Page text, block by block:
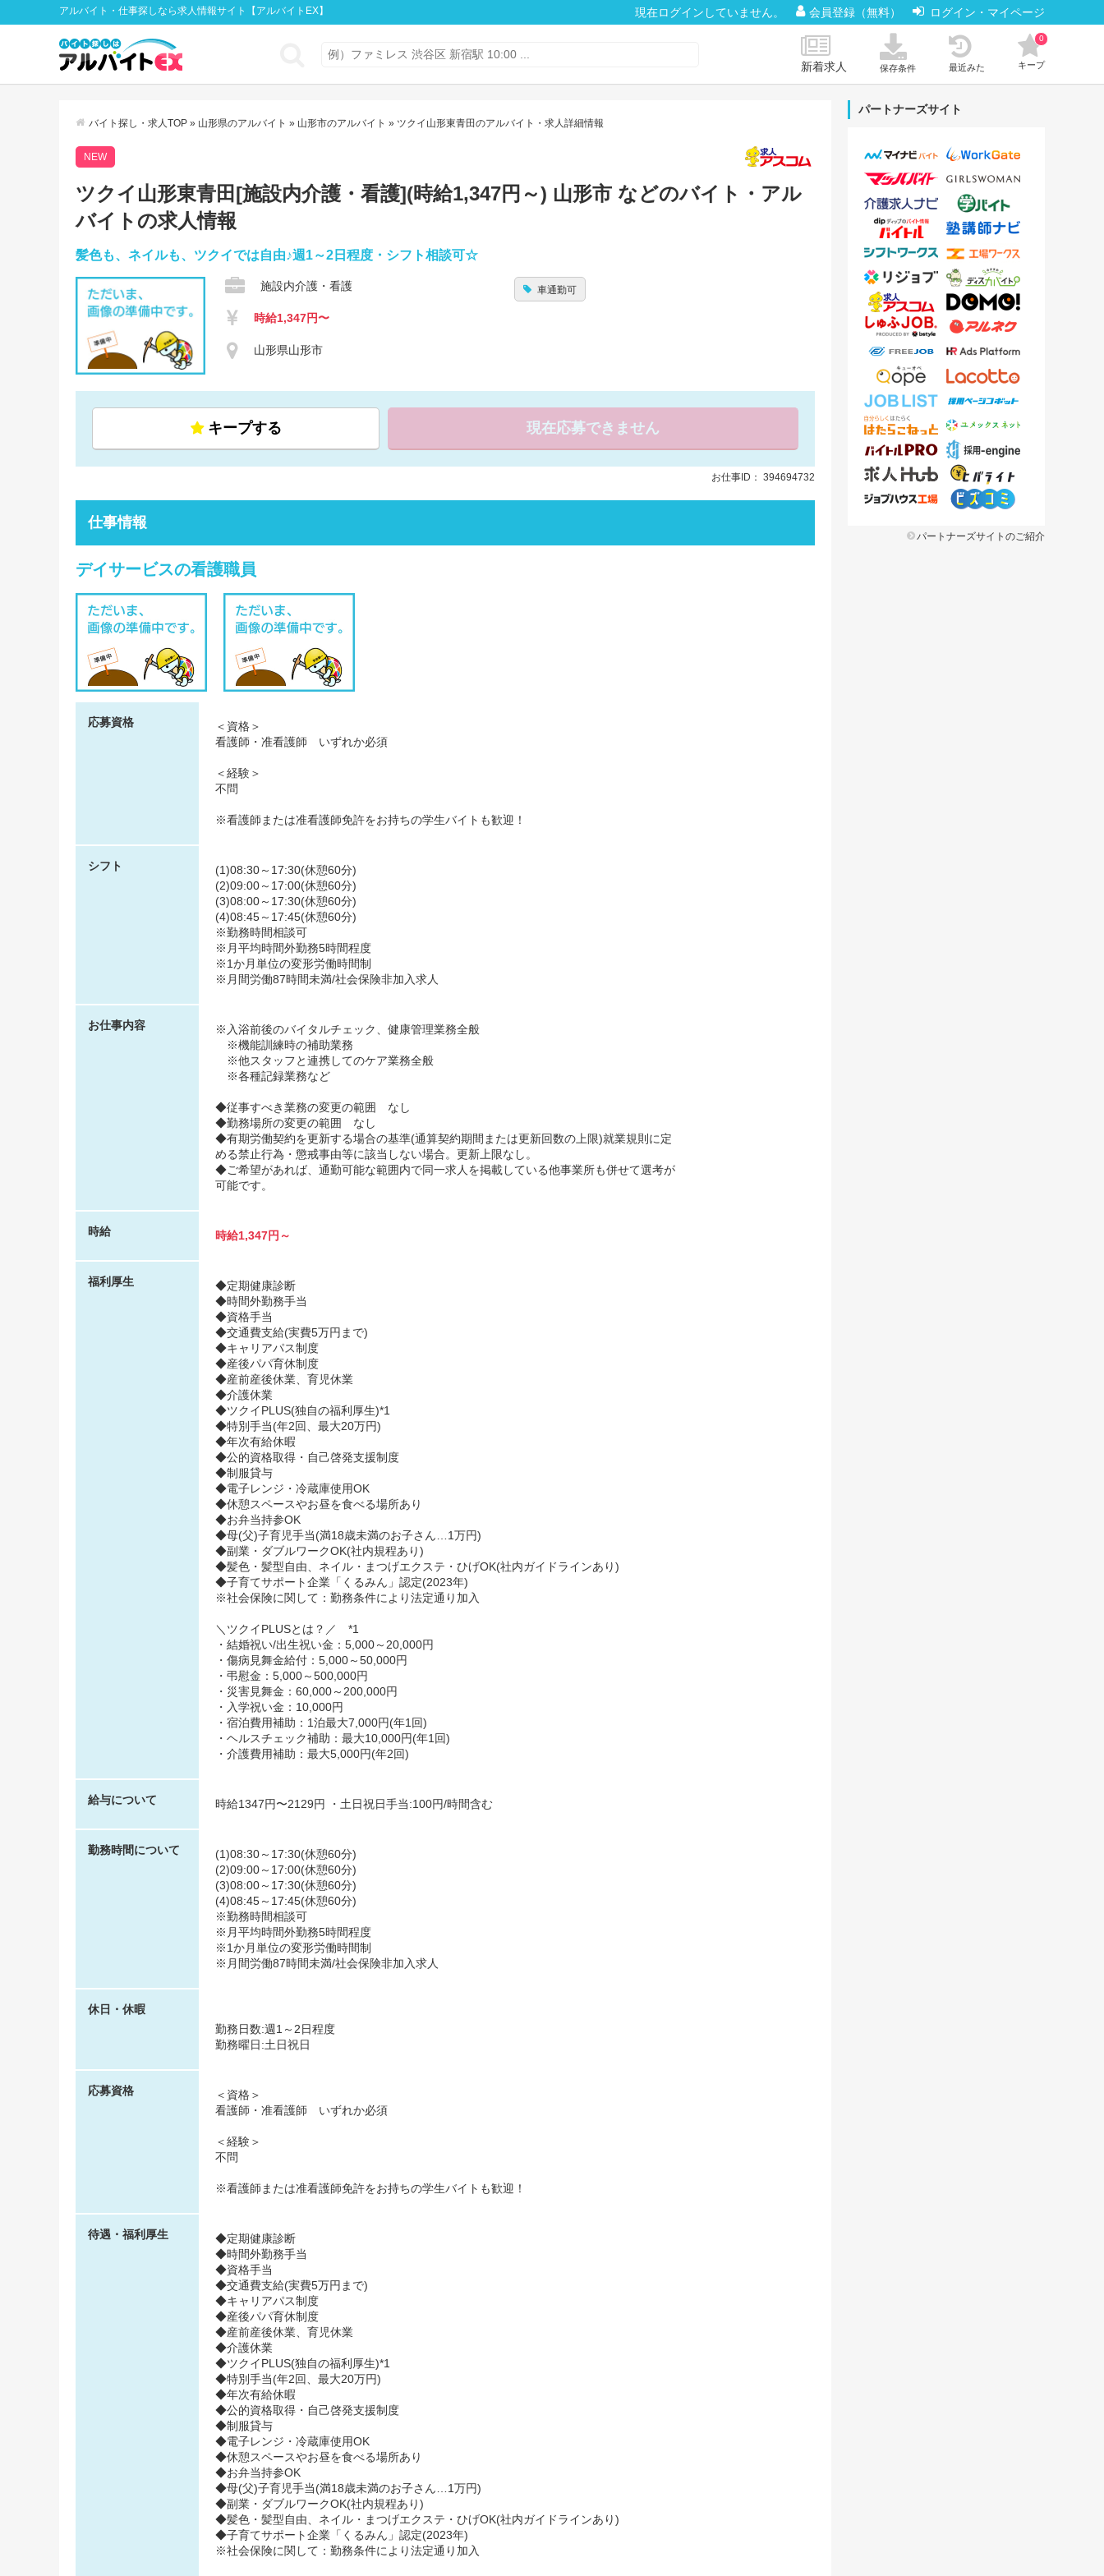
アルバイト・仕事探しなら求人情報サイト【アルバイトEX】 現在ログインしていません。 会員登録（無料） ログイン・マイページ
新着求人 保存条件 最近みた キープ
0
バイト探し・求人TOP » 山形県のアルバイト » 山形市のアルバイト » ツクイ山形東青田のアルバイト・求人詳細情報
NEW
ツクイ山形東青田[施設内介護・看護](時給1,347円～) 山形市 などのバイト・アル
バイトの求人情報
髪色も、ネイルも、ツクイでは自由♪週1～2日程度・シフト相談可☆
施設内介護・看護
時給1,347円〜
山形県山形市
車通勤可
キープする 現在応募できません
お仕事ID： 394694732
仕事情報
デイサービスの看護職員
応募資格
＜資格＞
看護師・准看護師 いずれか必須
＜経験＞
不問
※看護師または准看護師免許をお持ちの学生バイトも歓迎！
シフト
(1)08:30～17:30(休憩60分)
(2)09:00～17:00(休憩60分)
(3)08:00～17:30(休憩60分)
(4)08:45～17:45(休憩60分)
※勤務時間相談可
※月平均時間外勤務5時間程度
※1か月単位の変形労働時間制
※月間労働87時間未満/社会保険非加入求人
お仕事内容
※入浴前後のバイタルチェック、健康管理業務全般
※機能訓練時の補助業務
※他スタッフと連携してのケア業務全般
※各種記録業務など
◆従事すべき業務の変更の範囲 なし
◆勤務場所の変更の範囲 なし
◆有期労働契約を更新する場合の基準(通算契約期間または更新回数の上限)就業規則に定
める禁止行為・懲戒事由等に該当しない場合。更新上限なし。
◆ご希望があれば、通勤可能な範囲内で同一求人を掲載している他事業所も併せて選考が
可能です。
時給 時給1,347円～
福利厚生
◆定期健康診断
◆時間外勤務手当
◆資格手当
◆交通費支給(実費5万円まで)
◆キャリアパス制度
◆産後パパ育休制度
◆産前産後休業、育児休業
◆介護休業
◆ツクイPLUS(独自の福利厚生)*1
◆特別手当(年2回、最大20万円)
◆年次有給休暇
◆公的資格取得・自己啓発支援制度
◆制服貸与
◆電子レンジ・冷蔵庫使用OK
◆休憩スペースやお昼を食べる場所あり
◆お弁当持参OK
◆母(父)子育児手当(満18歳未満のお子さん…1万円)
◆副業・ダブルワークOK(社内規程あり)
◆髪色・髪型自由、ネイル・まつげエクステ・ひげOK(社内ガイドラインあり)
◆子育てサポート企業「くるみん」認定(2023年)
※社会保険に関して：勤務条件により法定通り加入
＼ツクイPLUSとは？／ *1
・結婚祝い/出生祝い金：5,000～20,000円
・傷病見舞金給付：5,000～50,000円
・弔慰金：5,000～500,000円
・災害見舞金：60,000～200,000円
・入学祝い金：10,000円
・宿泊費用補助：1泊最大7,000円(年1回)
・ヘルスチェック補助：最大10,000円(年1回)
・介護費用補助：最大5,000円(年2回)
給与について 時給1347円〜2129円 ・土日祝日手当:100円/時間含む
勤務時間について
(1)08:30～17:30(休憩60分)
(2)09:00～17:00(休憩60分)
(3)08:00～17:30(休憩60分)
(4)08:45～17:45(休憩60分)
※勤務時間相談可
※月平均時間外勤務5時間程度
※1か月単位の変形労働時間制
※月間労働87時間未満/社会保険非加入求人
休日・休暇
勤務日数:週1～2日程度
勤務曜日:土日祝日
応募資格
＜資格＞
看護師・准看護師 いずれか必須
＜経験＞
不問
※看護師または准看護師免許をお持ちの学生バイトも歓迎！
待遇・福利厚生
◆定期健康診断
◆時間外勤務手当
◆資格手当
◆交通費支給(実費5万円まで)
◆キャリアパス制度
◆産後パパ育休制度
◆産前産後休業、育児休業
◆介護休業
◆ツクイPLUS(独自の福利厚生)*1
◆特別手当(年2回、最大20万円)
◆年次有給休暇
◆公的資格取得・自己啓発支援制度
◆制服貸与
◆電子レンジ・冷蔵庫使用OK
◆休憩スペースやお昼を食べる場所あり
◆お弁当持参OK
◆母(父)子育児手当(満18歳未満のお子さん…1万円)
◆副業・ダブルワークOK(社内規程あり)
◆髪色・髪型自由、ネイル・まつげエクステ・ひげOK(社内ガイドラインあり)
◆子育てサポート企業「くるみん」認定(2023年)
※社会保険に関して：勤務条件により法定通り加入
パートナーズサイト
パートナーズサイトのご紹介